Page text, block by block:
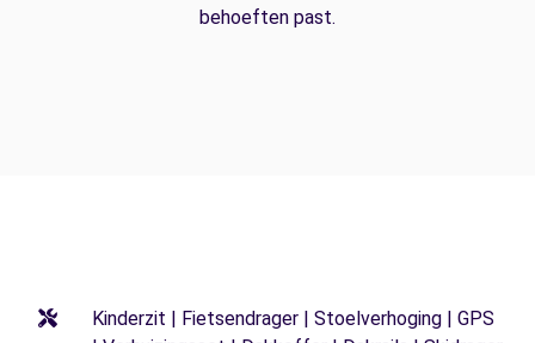
behoeften past.
Kinderzit | Fietsendrager | Stoelverhoging | GPS